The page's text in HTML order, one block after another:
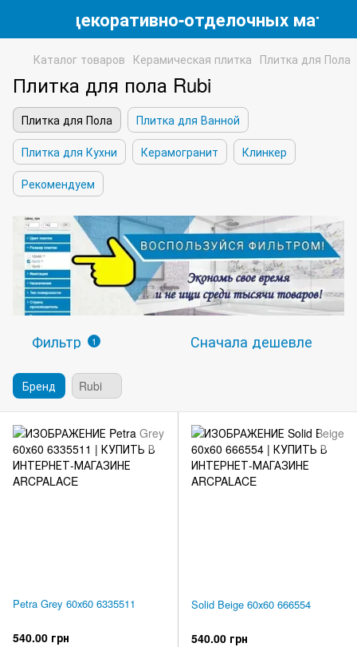
декоративно-отделочных
Каталог товаров Керамическая плитка Плитка для Пола
Плитка для пола Rubi
Плитка для Пола
Плитка для Ванной
Плитка для Кухни
Керамогранит
Клинкер
Рекомендуем
Фильтр 1 Сначала дешевле
Бренд Rubi
Petra Grey 60х60 6335511
540.00 грн
Solid Beige 60х60 666554
540.00 грн